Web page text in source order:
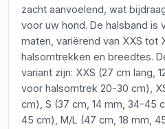
zacht aanvoelend, wat
voor uw hond. De halsband is
maten, variërend van XXS tot
halsomtrekken en breedtes.
variant zijn: XXS (27 cm lang,
voor halsomtrek 20-30 cm),
cm), S (37 cm, 14 mm, 34-45
45 cm), M/L (47 cm, 18 mm,